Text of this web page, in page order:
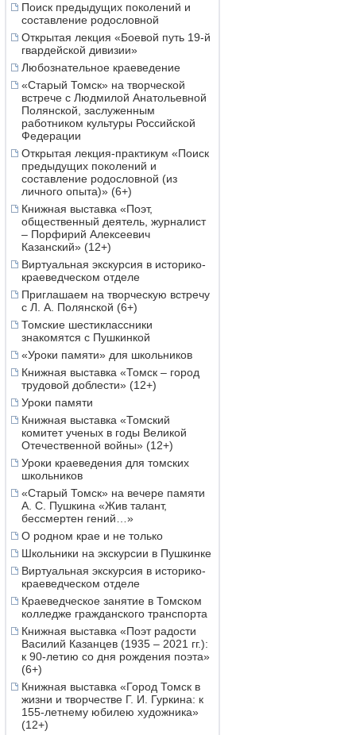
Поиск предыдущих поколений и
составление родословной
Открытая лекция «Боевой путь 19-й
гвардейской дивизии»
Любознательное краеведение
«Старый Томск» на творческой
встрече с Людмилой Анатольевной
Полянской, заслуженным
работником культуры Российской
Федерации
Открытая лекция-практикум «Поиск
предыдущих поколений и
составление родословной (из
личного опыта)» (6+)
Книжная выставка «Поэт,
общественный деятель, журналист
– Порфирий Алексеевич
Казанский» (12+)
Виртуальная экскурсия в историко-
краеведческом отделе
Приглашаем на творческую встречу
с Л. А. Полянской (6+)
Томские шестиклассники
знакомятся с Пушкинкой
«Уроки памяти» для школьников
Книжная выставка «Томск – город
трудовой доблести» (12+)
Уроки памяти
Книжная выставка «Томский
комитет ученых в годы Великой
Отечественной войны» (12+)
Уроки краеведения для томских
школьников
«Старый Томск» на вечере памяти
А. С. Пушкина «Жив талант,
бессмертен гений…»
О родном крае и не только
Школьники на экскурсии в Пушкинке
Виртуальная экскурсия в историко-
краеведческом отделе
Краеведческое занятие в Томском
колледже гражданского транспорта
Книжная выставка «Поэт радости
Василий Казанцев (1935 – 2021 гг.):
к 90-летию со дня рождения поэта»
(6+)
Книжная выставка «Город Томск в
жизни и творчестве Г. И. Гуркина: к
155-летнему юбилею художника»
(12+)